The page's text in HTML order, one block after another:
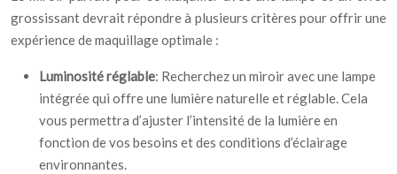
grossissant devrait répondre à plusieurs critères pour offrir une
expérience de maquillage optimale :
Luminosité réglable: Recherchez un miroir avec une lampe
intégrée qui offre une lumière naturelle et réglable. Cela
vous permettra d’ajuster l’intensité de la lumière en
fonction de vos besoins et des conditions d’éclairage
environnantes.